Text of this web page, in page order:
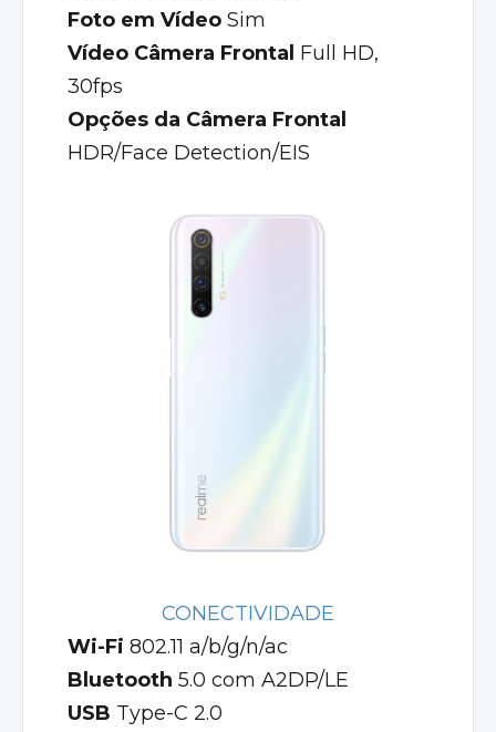
Foto em Vídeo Sim
Vídeo Câmera Frontal Full HD,
30fps
Opções da Câmera Frontal
HDR/Face Detection/EIS
CONECTIVIDADE
Wi-Fi 802.11 a/b/g/n/ac
Bluetooth 5.0 com A2DP/LE
USB Type-C 2.0